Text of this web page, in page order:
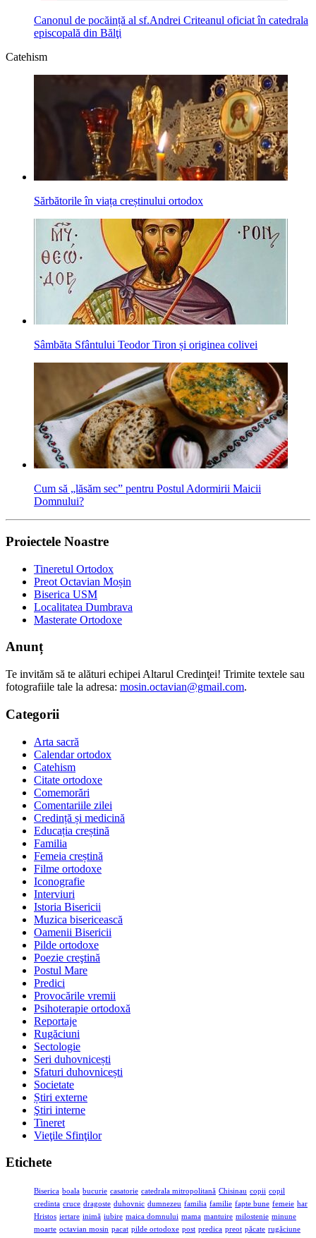
Canonul de pocăință al sf.Andrei Criteanul oficiat în catedrala
episcopală din Bălţi
Catehism
Sărbătorile în viața creștinului ortodox
Sâmbăta Sfântului Teodor Tiron și originea colivei
Cum să „lăsăm sec” pentru Postul Adormirii Maicii
Domnului?
Proiectele Noastre
Tineretul Ortodox
Preot Octavian Moșin
Biserica USM
Localitatea Dumbrava
Masterate Ortodoxe
Anunț
Te invităm să te alături echipei Altarul Credinţei! Trimite textele sau
fotografiile tale la adresa: mosin.octavian@gmail.com.
Categorii
Arta sacră
Calendar ortodox
Catehism
Citate ortodoxe
Comemorări
Comentariile zilei
Credință și medicină
Educația creștină
Familia
Femeia creștină
Filme ortodoxe
Iconografie
Interviuri
Istoria Bisericii
Muzica bisericească
Oamenii Bisericii
Pilde ortodoxe
Poezie creştină
Postul Mare
Predici
Provocările vremii
Psihoterapie ortodoxă
Reportaje
Rugăciuni
Sectologie
Seri duhovnicești
Sfaturi duhovnicești
Societate
Știri externe
Ştiri interne
Tineret
Vieţile Sfinţilor
Etichete
Biserica boala bucurie casatorie catedrala mitropolitană Chisinau copii copil
credinta cruce dragoste duhovnic dumnezeu familia familie fapte bune femeie har
Hristos iertare inimă iubire maica domnului mama mantuire milostenie minune
moarte octavian mosin pacat pilde ortodoxe post predica preot păcate rugăciune